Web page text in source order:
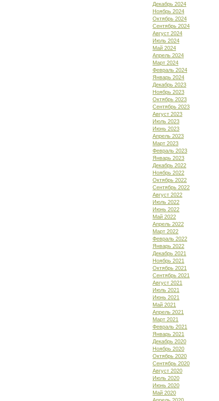
Декабрь 2024
Ноябрь 2024
Октябрь 2024
Сентябрь 2024
Август 2024
Июль 2024
Май 2024
Апрель 2024
Март 2024
Февраль 2024
Январь 2024
Декабрь 2023
Ноябрь 2023
Октябрь 2023
Сентябрь 2023
Август 2023
Июль 2023
Июнь 2023
Апрель 2023
Март 2023
Февраль 2023
Январь 2023
Декабрь 2022
Ноябрь 2022
Октябрь 2022
Сентябрь 2022
Август 2022
Июль 2022
Июнь 2022
Май 2022
Апрель 2022
Март 2022
Февраль 2022
Январь 2022
Декабрь 2021
Ноябрь 2021
Октябрь 2021
Сентябрь 2021
Август 2021
Июль 2021
Июнь 2021
Май 2021
Апрель 2021
Март 2021
Февраль 2021
Январь 2021
Декабрь 2020
Ноябрь 2020
Октябрь 2020
Сентябрь 2020
Август 2020
Июль 2020
Июнь 2020
Май 2020